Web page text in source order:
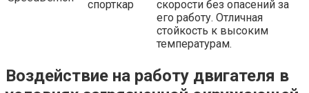
спорткар
скорости без опасений за
его работу. Отличная
стойкость к высоким
температурам.
Воздействие на работу двигателя в